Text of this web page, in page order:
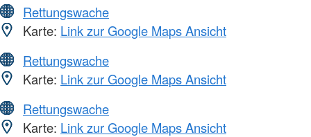
Rettungswache
Karte: Link zur Google Maps Ansicht
Rettungswache
Karte: Link zur Google Maps Ansicht
Rettungswache
Karte: Link zur Google Maps Ansicht